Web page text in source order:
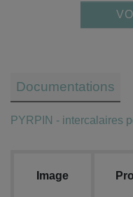
Documentations
PYRPIN - intercalaires
Image